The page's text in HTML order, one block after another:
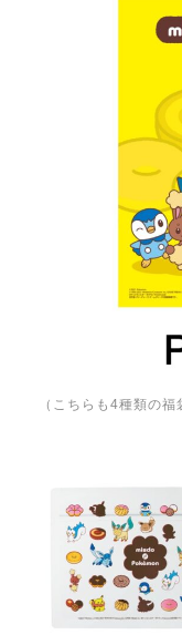
（こちらも4種類の